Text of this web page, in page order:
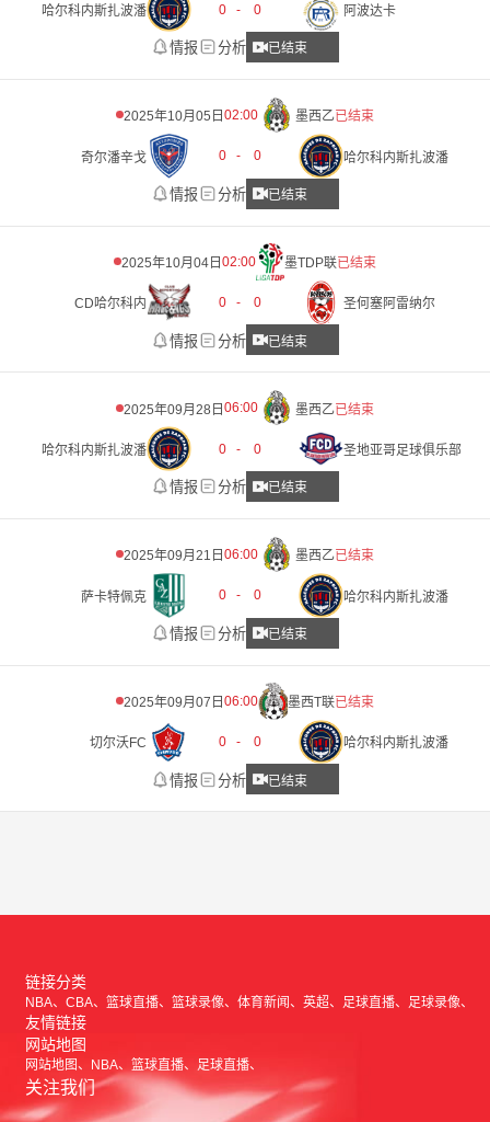
哈尔科内斯扎波潘 0 - 0 阿波达卡
情报 分析 已结束
2025年10月05日 02:00 墨西乙已结束
奇尔潘辛戈 0 - 0 哈尔科内斯扎波潘
情报 分析 已结束
2025年10月04日02:00 墨TDP联已结束
CD哈尔科内 0 - 0 圣何塞阿雷纳尔
情报 分析 已结束
2025年09月28日 06:00 墨西乙已结束
哈尔科内斯扎波潘 0 - 0 圣地亚哥足球俱乐部
情报 分析 已结束
2025年09月21日 06:00 墨西乙已结束
萨卡特佩克 0 - 0 哈尔科内斯扎波潘
情报 分析 已结束
2025年09月07日06:00 墨西T联已结束
切尔沃FC 0 - 0 哈尔科内斯扎波潘
情报 分析 已结束
链接分类
NBA CBA 篮球直播 篮球录像 体育新闻 英超 足球直播 足球录像
友情链接
网站地图
网站地图 NBA 篮球直播 足球直播
关注我们